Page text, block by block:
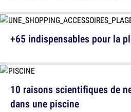
+65 indispensables pour la
10 raisons scientifiques de
dans une piscine